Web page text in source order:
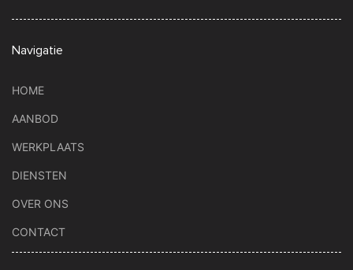
Navigatie
HOME
AANBOD
WERKPLAATS
DIENSTEN
OVER ONS
CONTACT